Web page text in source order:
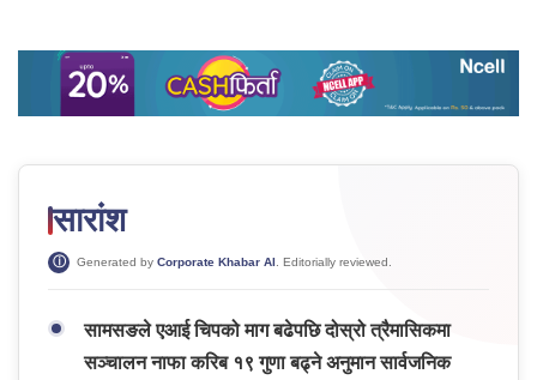
सारांश
Generated by Corporate Khabar AI . Editorially reviewed.
सामसङले एआई चिपको माग बढेपछि दोस्रो त्रैमासिकमा
सञ्चालन नाफा करिब १९ गुणा बढ्ने अनुमान सार्वजनिक